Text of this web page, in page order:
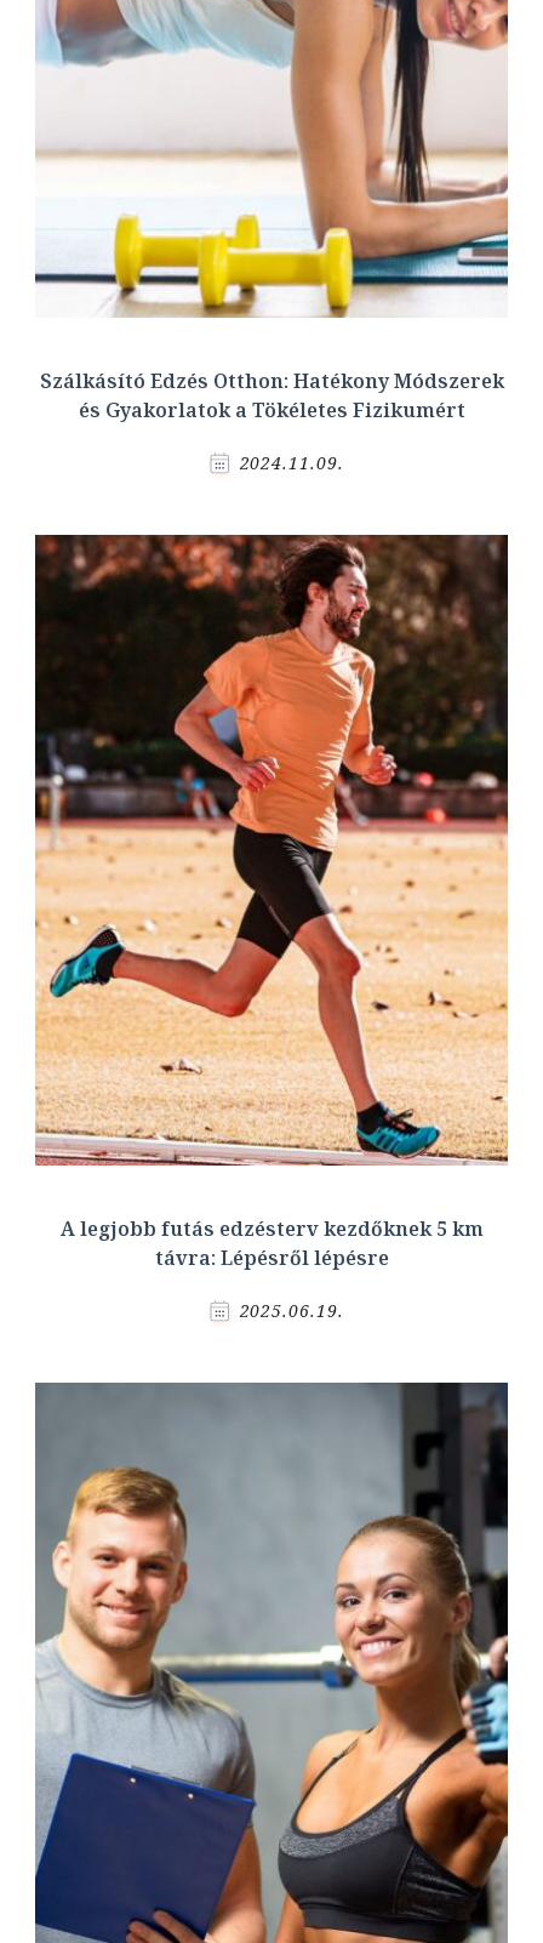
Szálkásító Edzés Otthon: Hatékony Módszerek
és Gyakorlatok a Tökéletes Fizikumért
2024.11.09.
A legjobb futás edzésterv kezdőknek 5 km
távra: Lépésről lépésre
2025.06.19.